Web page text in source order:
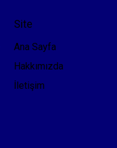
Site
Ana Sayfa
Hakkımızda
İletişim